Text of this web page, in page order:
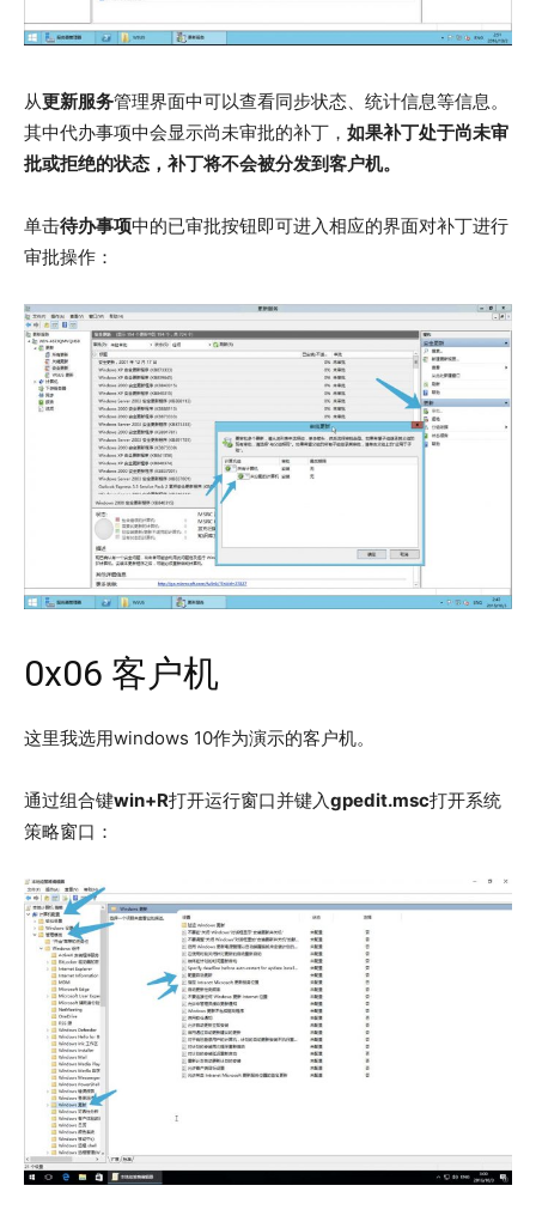
从更新服务管理界面中可以查看同步状态、统计信息等信息。
其中代办事项中会显示尚未审批的补丁， 如果补丁处于尚未审
批或拒绝的状态，补丁将不会被分发到客户机。
单击待办事项中的已审批按钮即可进入相应的界面对补丁进行
审批操作：
0x06 客户机
这里我选用windows 10作为演示的客户机。
通过组合键win+R打开运行窗口并键入gpedit.msc打开系统
策略窗口：